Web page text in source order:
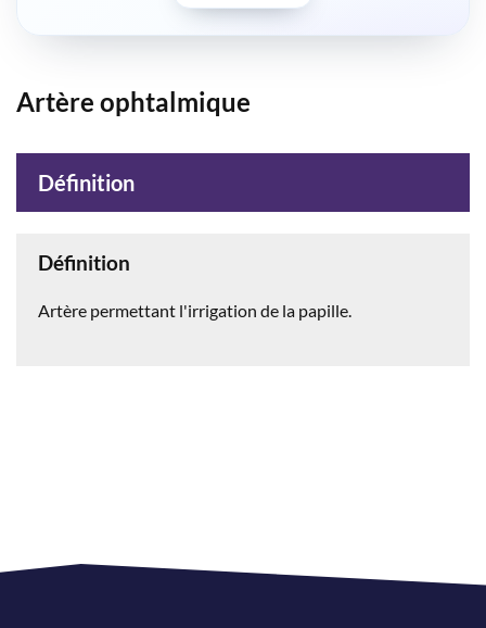
Artère ophtalmique
Définition
Définition
Artère permettant l'irrigation de la papille.